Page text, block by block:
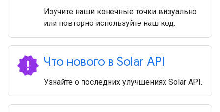
Изучите наши конечные точки визуально
или повторно используйте наш код.
new_releases Что нового в Solar API
Узнайте о последних улучшениях Solar API.